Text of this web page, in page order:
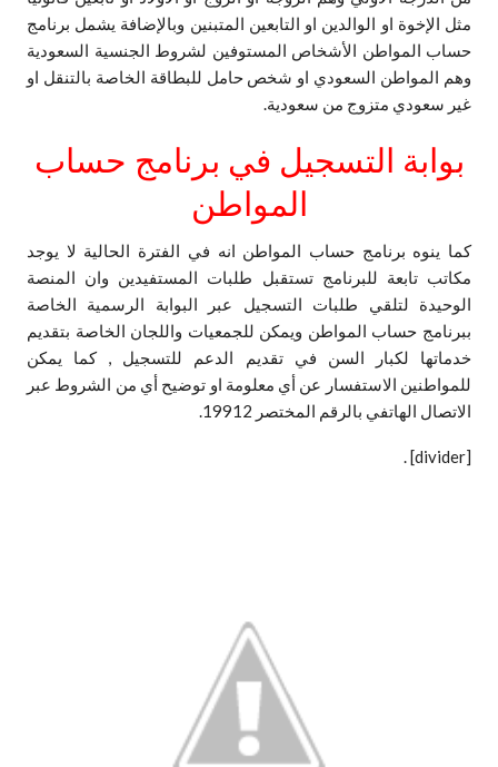
مثل الإخوة او الوالدين او التابعين المتبنين وبالإضافة يشمل برنامج
حساب المواطن الأشخاص المستوفين لشروط الجنسية السعودية
وهم المواطن السعودي او شخص حامل للبطاقة الخاصة بالتنقل او
غير سعودي متزوج من سعودية.
بوابة التسجيل في برنامج حساب
المواطن
كما ينوه برنامج حساب المواطن انه في الفترة الحالية لا يوجد
مكاتب تابعة للبرنامج تستقبل طلبات المستفيدين وان المنصة
الوحيدة لتلقي طلبات التسجيل عبر البوابة الرسمية الخاصة
ببرنامج حساب المواطن ويمكن للجمعيات واللجان الخاصة بتقديم
خدماتها لكبار السن في تقديم الدعم للتسجيل , كما يمكن
للمواطنين الاستفسار عن أي معلومة او توضيح أي من الشروط عبر
الاتصال الهاتفي بالرقم المختصر 19912.
[divider]
.